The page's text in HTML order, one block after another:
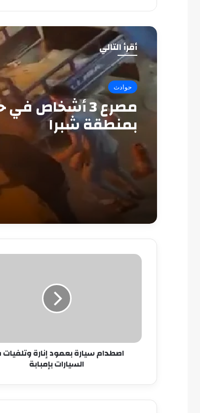
أقرأ التالي
حوادث
مصرع 3 أشخاص
بمنطقة شبرا
اصطدام
اصطدام سيارة بعمود إنارة
السيارات بإمبابة